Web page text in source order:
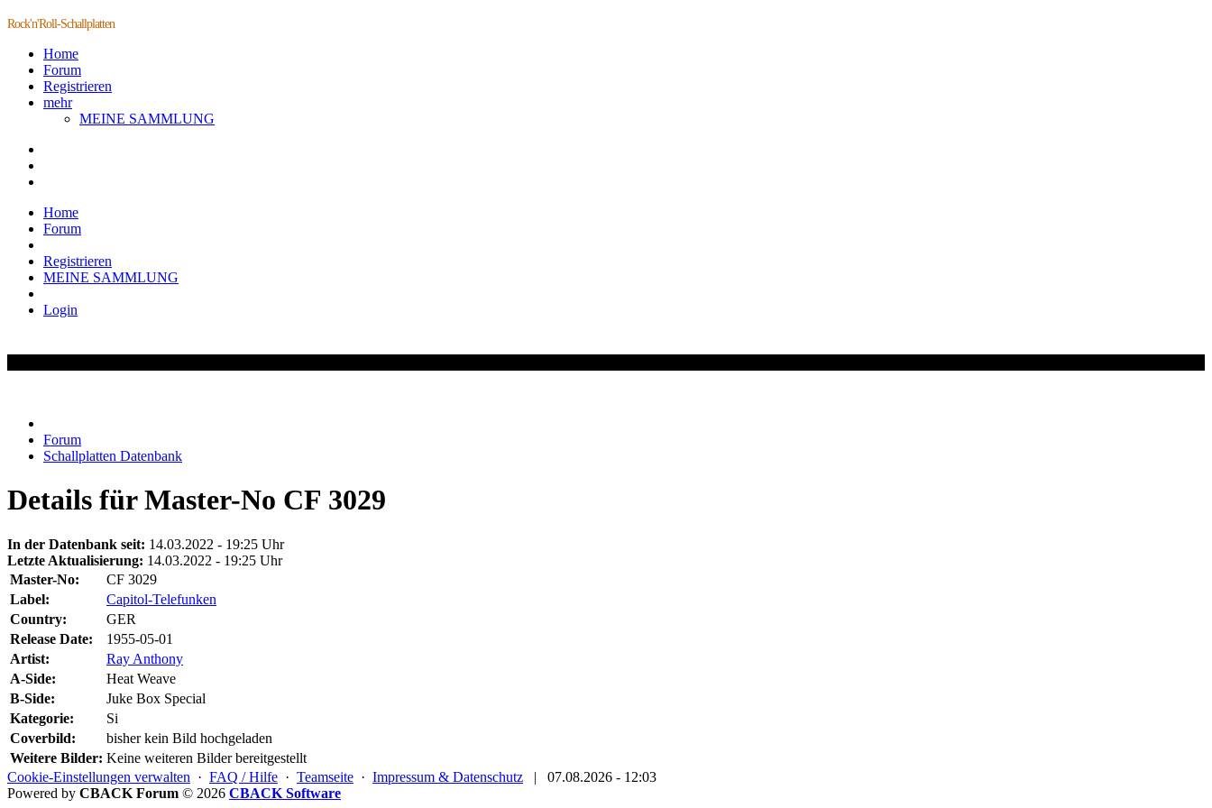
Rock'n'Roll-Schallplatten
Home
Forum
Registrieren
mehr
MEINE SAMMLUNG
Home
Forum
Registrieren
MEINE SAMMLUNG
Login
Forum
Schallplatten Datenbank
Details für Master-No CF 3029
In der Datenbank seit: 14.03.2022 - 19:25 Uhr
Letzte Aktualisierung: 14.03.2022 - 19:25 Uhr
Master-No:
CF 3029
Label:
Capitol-Telefunken
Country:
GER
Release Date:
1955-05-01
Artist:
Ray Anthony
A-Side:
Heat Weave
B-Side:
Juke Box Special
Kategorie:
Si
Coverbild:
bisher kein Bild hochgeladen
Weitere Bilder: Keine weiteren Bilder bereitgestellt
Cookie-Einstellungen verwalten · FAQ / Hilfe · Teamseite · Impressum & Datenschutz |
07.08.2026 - 12:03
Powered by CBACK Forum © 2026 CBACK Software